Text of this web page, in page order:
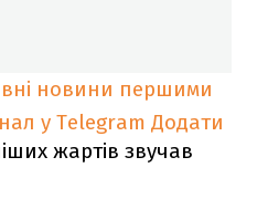
новини першими
у Telegram Додати
жартів звучав